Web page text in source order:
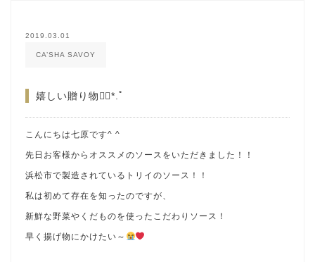
2019.03.01
CA’SHA SAVOY
嬉しい贈り物❁⃘*.ﾟ
こんにちは七原です^ ^
先日お客様からオススメのソースをいただきました！！
浜松市で製造されているトリイのソース！！
私は初めて存在を知ったのですが、
新鮮な野菜やくだものを使ったこだわりソース！
早く揚げ物にかけたい～